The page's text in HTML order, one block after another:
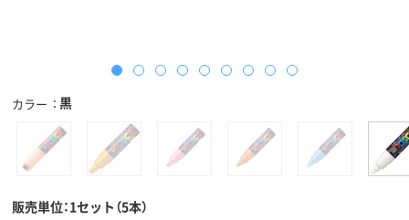
カラー 黒
販売単位：1セット（5本）